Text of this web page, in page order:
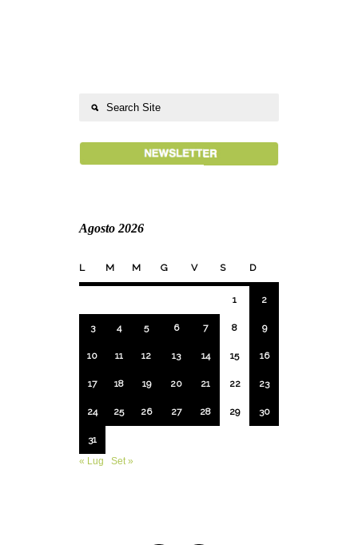
Agosto 2026
L M M G V S D
1 2
3 4 5 6 7 8 9
10 11 12 13 14 15 16
17 18 19 20 21 22 23
24 25 26 27 28 29 30
31
« Lug
Set »